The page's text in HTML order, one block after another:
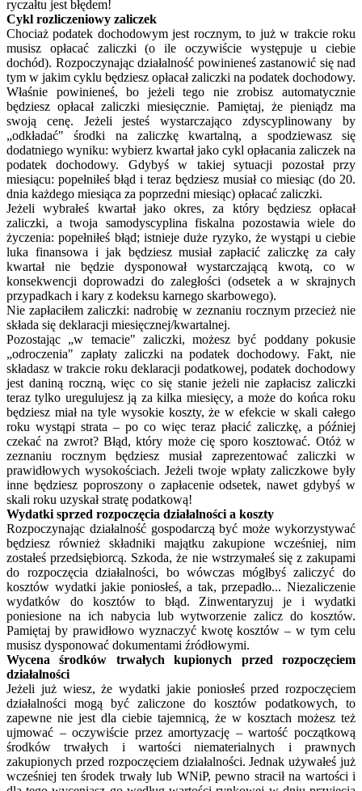
ryczałtu jest błędem!
Cykl rozliczeniowy zaliczek
Chociaż podatek dochodowym jest rocznym, to już w trakcie roku
musisz opłacać zaliczki (o ile oczywiście występuje u ciebie
dochód). Rozpoczynając działalność powinieneś zastanowić się nad
tym w jakim cyklu będziesz opłacał zaliczki na podatek dochodowy.
Właśnie powinieneś, bo jeżeli tego nie zrobisz automatycznie
będziesz opłacał zaliczki miesięcznie. Pamiętaj, że pieniądz ma
swoją cenę. Jeżeli jesteś wystarczająco zdyscyplinowany by
„odkładać" środki na zaliczkę kwartalną, a spodziewasz się
dodatniego wyniku: wybierz kwartał jako cykl opłacania zaliczek na
podatek dochodowy. Gdybyś w takiej sytuacji pozostał przy
miesiącu: popełniłeś błąd i teraz będziesz musiał co miesiąc (do 20.
dnia każdego miesiąca za poprzedni miesiąc) opłacać zaliczki.
Jeżeli wybrałeś kwartał jako okres, za który będziesz opłacał
zaliczki, a twoja samodyscyplina fiskalna pozostawia wiele do
życzenia: popełniłeś błąd; istnieje duże ryzyko, że wystąpi u ciebie
luka finansowa i jak będziesz musiał zapłacić zaliczkę za cały
kwartał nie będzie dysponował wystarczającą kwotą, co w
konsekwencji doprowadzi do zaległości (odsetek a w skrajnych
przypadkach i kary z kodeksu karnego skarbowego).
Nie zapłaciłem zaliczki: nadrobię w zeznaniu rocznym przecież nie
składa się deklaracji miesięcznej/kwartalnej.
Pozostając „w temacie" zaliczki, możesz być poddany pokusie
„odroczenia" zapłaty zaliczki na podatek dochodowy. Fakt, nie
składasz w trakcie roku deklaracji podatkowej, podatek dochodowy
jest daniną roczną, więc co się stanie jeżeli nie zapłacisz zaliczki
teraz tylko uregulujesz ją za kilka miesięcy, a może do końca roku
będziesz miał na tyle wysokie koszty, że w efekcie w skali całego
roku wystąpi strata – po co więc teraz płacić zaliczkę, a później
czekać na zwrot? Błąd, który może cię sporo kosztować. Otóż w
zeznaniu rocznym będziesz musiał zaprezentować zaliczki w
prawidłowych wysokościach. Jeżeli twoje wpłaty zaliczkowe były
inne będziesz poproszony o zapłacenie odsetek, nawet gdybyś w
skali roku uzyskał stratę podatkową!
Wydatki sprzed rozpoczęcia działalności a koszty
Rozpoczynając działalność gospodarczą być może wykorzystywać
będziesz również składniki majątku zakupione wcześniej, nim
zostałeś przedsiębiorcą. Szkoda, że nie wstrzymałeś się z zakupami
do rozpoczęcia działalności, bo wówczas mógłbyś zaliczyć do
kosztów wydatki jakie poniosłeś, a tak, przepadło... Niezaliczenie
wydatków do kosztów to błąd. Zinwentaryzuj je i wydatki
poniesione na ich nabycia lub wytworzenie zalicz do kosztów.
Pamiętaj by prawidłowo wyznaczyć kwotę kosztów – w tym celu
musisz dysponować dokumentami źródłowymi.
Wycena środków trwałych kupionych przed rozpoczęciem
działalności
Jeżeli już wiesz, że wydatki jakie poniosłeś przed rozpoczęciem
działalności mogą być zaliczone do kosztów podatkowych, to
zapewne nie jest dla ciebie tajemnicą, że w kosztach możesz też
ujmować – oczywiście przez amortyzację – wartość początkową
środków trwałych i wartości niematerialnych i prawnych
zakupionych przed rozpoczęciem działalności. Jednak używałeś już
wcześniej ten środek trwały lub WNiP, pewno stracił na wartości i